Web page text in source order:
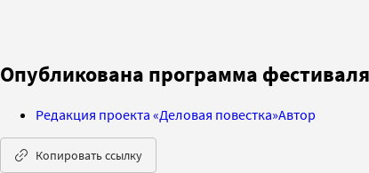
Опубликована программа
Редакция проекта «Деловая повестка»Автор
Копировать ссылку